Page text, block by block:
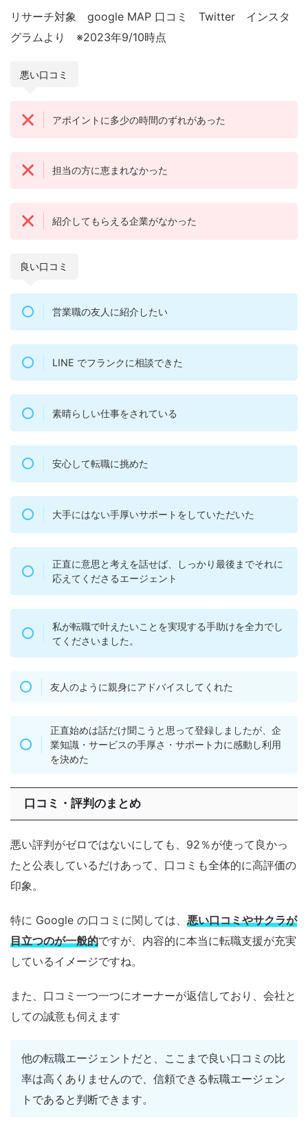
リサーチ対象 google MAP 口コミ Twitter インスタ
グラムより ※2023年9/10時点
悪い口コミ
アポイントに多少の時間のずれがあった
担当の方に恵まれなかった
紹介してもらえる企業がなかった
良い口コミ
営業職の友人に紹介したい
LINE でフランクに相談できた
素晴らしい仕事をされている
安心して転職に挑めた
大手にはない手厚いサポートをしていただいた
正直に意思と考えを話せば、しっかり最後までそれに
応えてくださるエージェント
私が転職で叶えたいことを実現する手助けを全力でし
てくださいました。
友人のように親身にアドバイスしてくれた
正直始めは話だけ聞こうと思って登録しましたが、企
業知識・サービスの手厚さ・サポート力に感動し利用
を決めた
口コミ・評判のまとめ
悪い評判がゼロではないにしても、92％が使って良かっ
たと公表しているだけあって、口コミも全体的に高評価の
印象。
特に Google の口コミに関しては、 悪い口コミやサクラが
目立つのが一般的ですが、内容的に本当に転職支援が充実
しているイメージですね。
また、口コミ一つ一つにオーナーが返信しており、会社と
しての誠意も伺えます
他の転職エージェントだと、ここまで良い口コミの比
率は高くありませんので、信頼できる転職エージェン
トであると判断できます。